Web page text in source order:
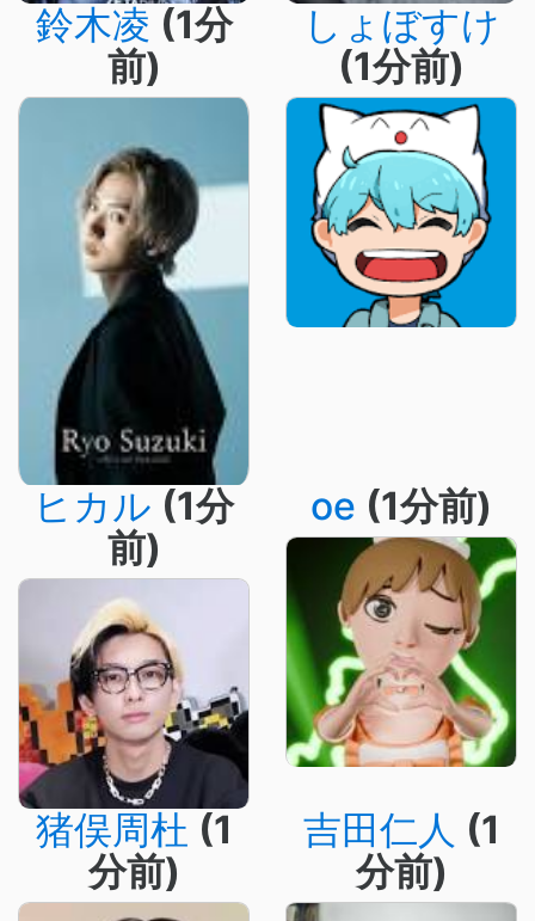
鈴木凌 (1分
前)
しょぼすけ
(1分前)
ヒカル (1分
前)
oe (1分前)
猪俣周杜 (1
分前)
吉田仁人 (1
分前)